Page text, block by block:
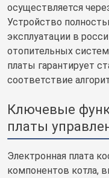
осуществляется
Устройство
эксплуатации в
отопительных
платы гарантирует
соответствие
Ключевые
платы
Электронная плата
компонентов котла,